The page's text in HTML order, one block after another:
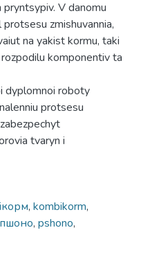
V danomu
zmishuvannia,
na yakist kormu, taki
komponentiv ta
dyplomnoi roboty
protsesu
tvaryn i
, kombikorm,
пшоно, pshono,